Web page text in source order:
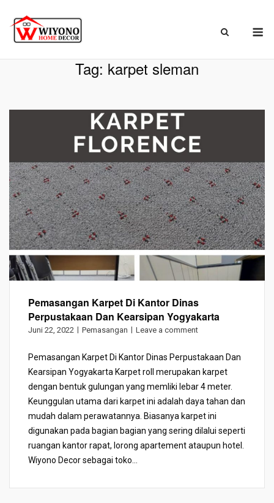
content
Beranda»karpet sleman
Tag: karpet sleman
Pemasangan Karpet Di Kantor Dinas
Perpustakaan Dan Kearsipan Yogyakarta
Juni 22, 2022 Pemasangan Leave a comment
Pemasangan Karpet Di Kantor Dinas Perpustakaan Dan
Kearsipan Yogyakarta Karpet roll merupakan karpet
dengan bentuk gulungan yang memliki lebar 4 meter.
Keunggulan utama dari karpet ini adalah daya tahan dan
mudah dalam perawatannya. Biasanya karpet ini
digunakan pada bagian bagian yang sering dilalui seperti
ruangan kantor rapat, lorong apartement ataupun hotel.
Wiyono Decor sebagai toko...